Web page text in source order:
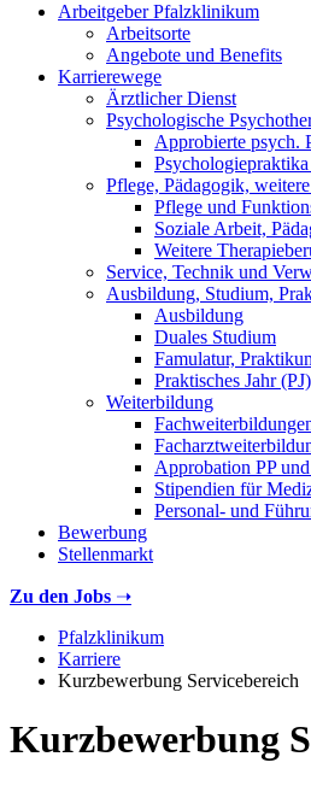
Arbeitgeber Pfalzklinikum
Arbeitsorte
Angebote und Benefits
Karrierewege
Ärztlicher Dienst
Psychologische
Approbierte psych.
Pflege, Pädagogik,
Pflege und
Soziale Arbeit,
Weitere
Service, Technik und
Ausbildung, Studium,
Ausbildung
Duales Studium
Famulatur,
Praktisches Jahr (PJ)
Weiterbildung
Approbation PP
Stipendien für
Personal- und
Bewerbung
Stellenmarkt
Zu den Jobs ➝
Pfalzklinikum
Karriere
Kurzbewerbung Servicebereich
Kurzbewerbung